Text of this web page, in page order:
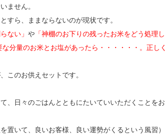
ません。
すら、ままならないのが現状です。
ない」 や 「神棚のお下りの残ったお米をどう処理
な分量のお米とお塩があったら・・・・・・。正し
このお供えセットです。
、日々のごはんとともにたいていいただくことを
置いて、良いお客様、良い運勢がくるという風習